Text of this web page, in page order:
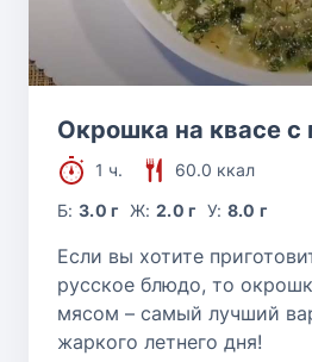
Окрошка на квасе с
1 ч.
60.0 ккал
Б:3.0 г Ж: 2.0 г У: 8.0 г
Если вы хотите
русское блюдо, то
мясом – самый лучший
жаркого летнего дня!